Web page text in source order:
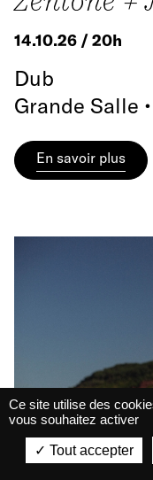
14.10.26 / 20h
Dub
Grande Salle
En savoir plus
La Belle
La Belle
VIEW - On
Ce site utilise des
vous souhaitez activer
Tout accepter